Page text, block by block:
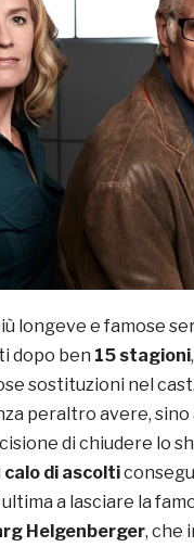
longeve e famose
dopo ben 15 stagioni
sostituzioni nel
peraltro avere, sino
di chiudere lo
calo di ascolti
ultima a lasciare la
Helgenberger, che